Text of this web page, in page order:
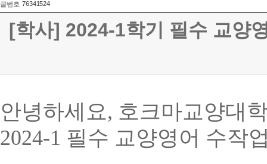
글번호 76341524
[학사] 2024-1학기 필수 교
안녕하세요, 호크마교양대
2024-1 필수 교양영어 수작